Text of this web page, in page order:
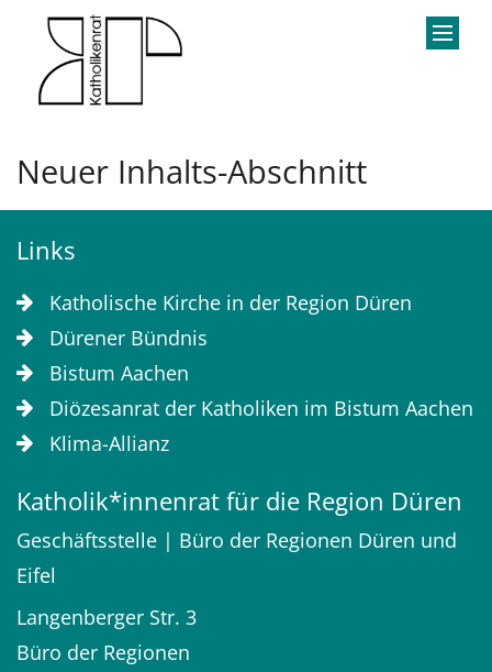
Zum Inhalt springen
Neuer Inhalts-Abschnitt
Links
Katholische Kirche in der Region Düren
Dürener Bündnis
Bistum Aachen
Diözesanrat der Katholiken im Bistum Aachen
Klima-Allianz
Katholik*innenrat für die Region Düren
Geschäftsstelle | Büro der Regionen Düren und
Eifel
Langenberger Str. 3
Büro der Regionen